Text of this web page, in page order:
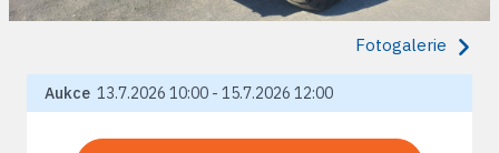
Fotogalerie
Aukce 13.7.2026 10:00 - 15.7.2026 12:00